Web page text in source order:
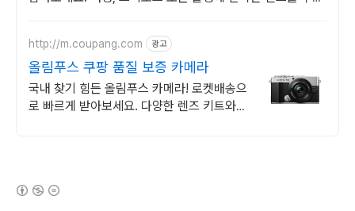
http://m.coupang.com 광고
올림푸스 쿠팡 품질 보증 카메라
국내 찾기 힘든 올림푸스 카메라! 로켓배송으
로 빠르게 받아보세요. 다양한 렌즈 키트와